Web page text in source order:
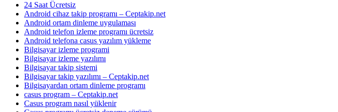
24 Saat Ücretsiz
Android cihaz takip programı – Ceptakip.net
Android ortam dinleme uygulaması
Android telefon izleme programı ücretsiz
Android telefona casus yazılım yükleme
Bilgisayar izleme programi
Bilgisayar izleme yazılımı
Bilgisayar takip sistemi
Bilgisayar takip yazılımı – Ceptakip.net
Bilgisayardan ortam dinleme programı
casus program – Ceptakip.net
Casus program nasıl yüklenir